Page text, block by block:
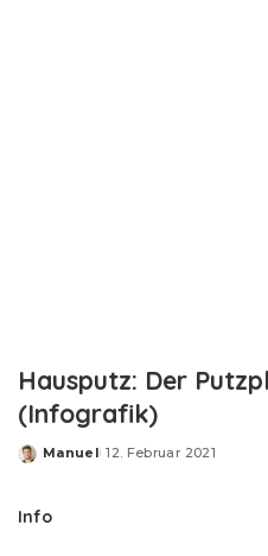
Hausputz: Der
(Infografik)
Posted
Manuel 12. Februar 2021
Info